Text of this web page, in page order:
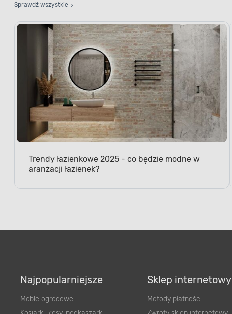
Sprawdź wszystkie
Trendy łazienkowe 2025 - co będzie modne w
aranżacji łazienek?
Najpopularniejsze
Meble ogrodowe
Sklep internetowy
Metody płatności